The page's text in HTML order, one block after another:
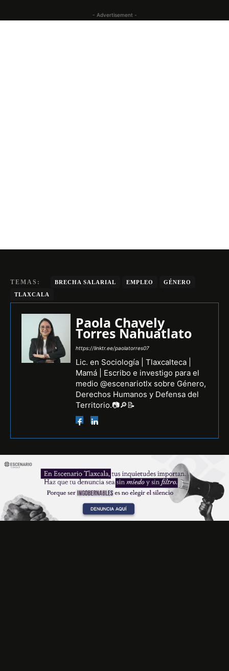
- Advertisement -
TEMAS: BRECHA SALARIAL EMPLEO
GÉNERO
TLAXCALA
Paola Chavely
Torres Nahuatlato
https://linktr.ee/paolatorres07
Lic. en Sociología | Tlaxcalteca |
Mamá | Escribo e investigo para el
medio @escenariotlx sobre Género,
Derechos Humanos y Defensa del
Territorio.📷🔎📝